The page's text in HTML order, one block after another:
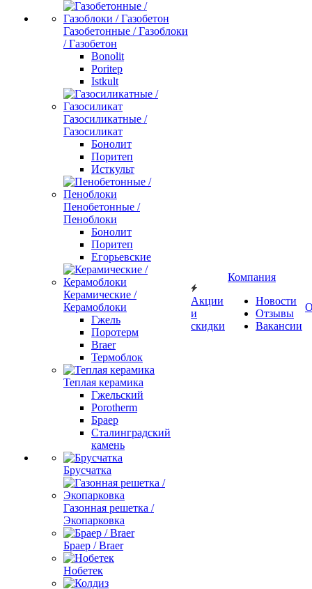
Газобетонные / Газоблоки
/ Газобетон
Bonolit
Poritep
Istkult
Газосиликатные /
Газосиликат
Бонолит
Поритеп
Исткульт
Пенобетонные /
Пеноблоки
Бонолит
Поритеп
Егорьевские
Керамические /
Керамоблоки
Гжель
Поротерм
Braer
Термоблок
Теплая керамика
Гжельский
Porotherm
Браер
Сталинградский
камень
Брусчатка
Газонная решетка /
Экопарковка
Браер / Braer
Нобетек
Акции
и
скидки
Компания
Новости
Отзывы
Вакансии